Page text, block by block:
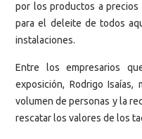
por los productos a precios
para el deleite de todos
instalaciones.
Entre los empresarios
exposición, Rodrigo
volumen de personas y la
rescatar los valores de los